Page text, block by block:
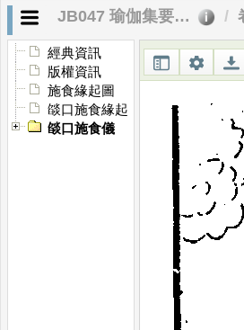
JB047 瑜伽集要燄口施食儀
經典資訊
版權資訊
施食緣起圖
燄口施食緣起
燄口施食儀